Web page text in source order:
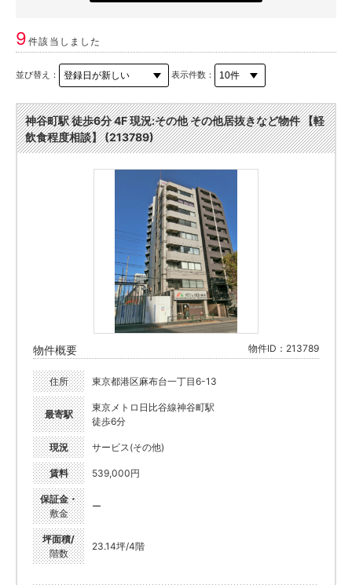
9件該当しました
並び替え： 表示件数：
神谷町駅 徒歩6分 4F 現況:その他 その他居抜きなど物件 【軽
飲食程度相談】 (213789)
物件概要 物件ID：213789
住所 東京都港区麻布台一丁目6-13
最寄駅
東京メトロ日比谷線神谷町駅
徒歩6分
現況 サービス(その他)
賃料 539,000円
保証金・
敷金
ー
坪面積/
階数
23.14坪/4階